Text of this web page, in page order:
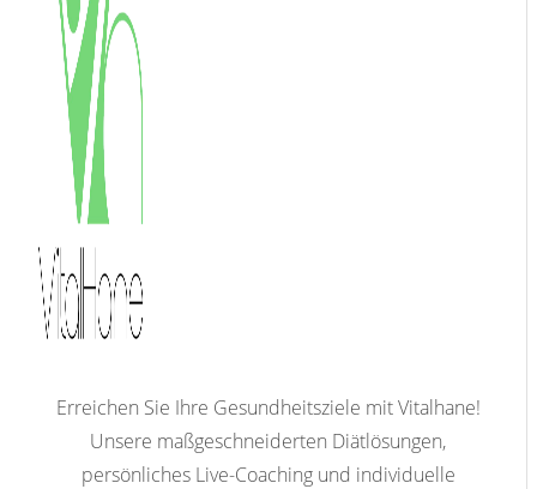
Erreichen Sie Ihre Gesundheitsziele mit Vitalhane!
Unsere maßgeschneiderten Diätlösungen,
persönliches Live-Coaching und individuelle